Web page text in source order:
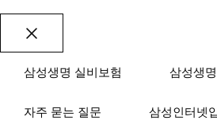
Close
삼성생명 실비보험 삼성생
자주 묻는 질문 삼성인터넷